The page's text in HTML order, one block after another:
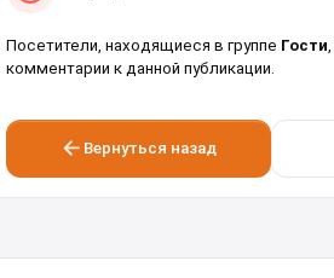
Посетители, находящиеся в группе Гости
комментарии к данной публикации.
Вернуться назад